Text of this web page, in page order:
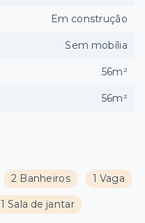
2 Banheiros 1 Vaga
1 Sala de jantar
Em construção
Sem mobília
56m²
56m²